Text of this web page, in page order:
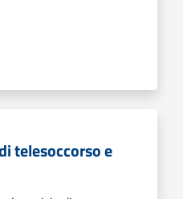
telesoccorso e